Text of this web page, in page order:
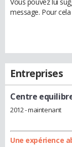
message. Pour
Entreprises
Centre
2012 - maintenant
Une expérience